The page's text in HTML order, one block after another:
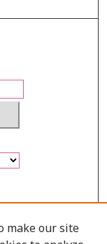
make our site